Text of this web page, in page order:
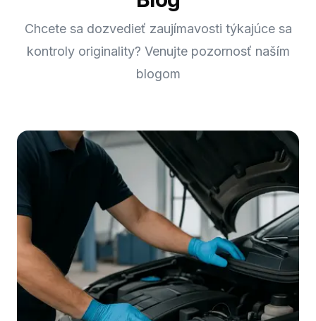
Chcete sa dozvedieť zaujímavosti týkajúce sa
kontroly originality? Venujte pozornosť naším
blogom